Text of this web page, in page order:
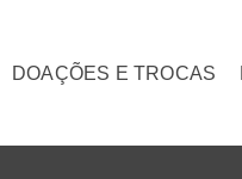
DOAÇÕES E TROCAS